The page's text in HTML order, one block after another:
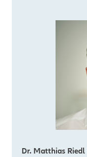
Dr. Matthias Riedl